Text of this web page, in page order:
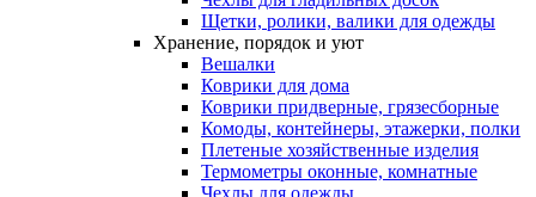
Щетки, ролики, валики для одежды
Хранение, порядок и уют
Вешалки
Коврики для дома
Коврики придверные, грязесборные
Комоды, контейнеры, этажерки, полки
Плетеные хозяйственные изделия
Термометры оконные, комнатные
Чехлы для одежды